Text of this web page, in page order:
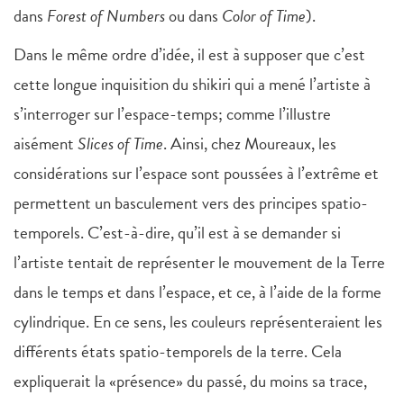
dans Forest of Numbersou dans Color of Time).
Dans le même ordre d’idée, il est à supposer que c’est
cette longue inquisition du shikiri qui a mené l’artiste à
s’interroger sur l’espace-temps; comme l’illustre
aisémentSlices of Time. Ainsi, chez Moureaux, les
considérations sur l’espace sont poussées à l’extrême et
permettent un basculement vers des principes spatio-
temporels. C’est-à-dire, qu’il est à se demander si
l’artiste tentait de représenter le mouvement de la Terre
dans le temps et dans l’espace, et ce, à l’aide de la forme
cylindrique. En ce sens, les couleurs représenteraient les
différents états spatio-temporels de la terre. Cela
expliquerait la «présence» du passé, du moins sa trace,